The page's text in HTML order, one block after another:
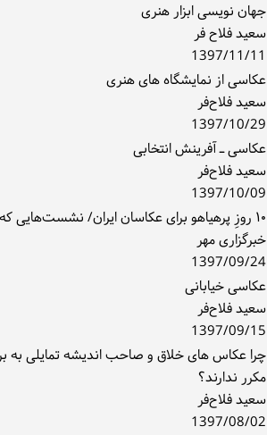
جهان نویسی ابزار هنری
سعید فلاح فر
1397/11/11
عکاسی از نمایشگاه های هنری
سعید فلاح‌فر
1397/10/29
عکاسی ـ آفرینش انتخابی
سعید فلاح‌فر
1397/10/09
۱۰ روزِ پرهیاهو برای عکاسان ایران/ نشست‌هایی که برگ برنده بود
خبرگزاری مهر
1397/09/24
عکاسی خیابانی
سعید فلاح‌فر
1397/09/15
چرا عکاس های خلاق و صاحب اندیشه تمایلی به
مکرر ندارند؟
سعید فلاح‌فر
1397/08/02